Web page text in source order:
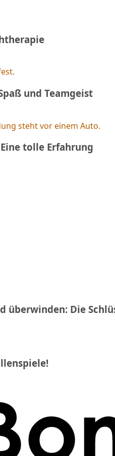
und Teamgeist
tolle Erfahrung
überwinden: Die